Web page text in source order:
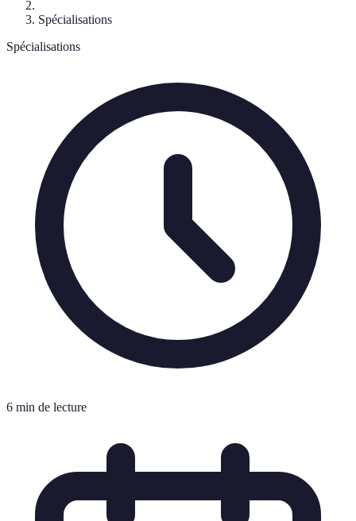
Spécialisations
Spécialisations
6 min de lecture